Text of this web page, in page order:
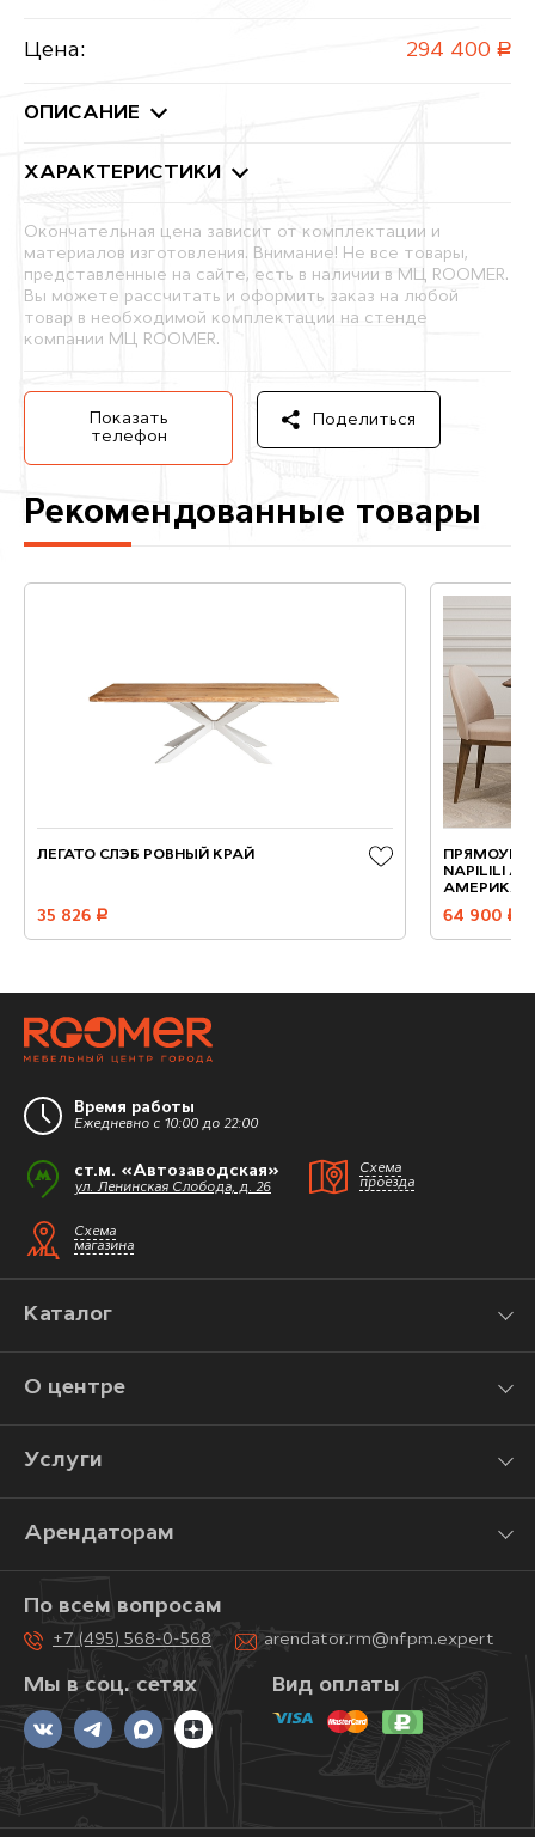
Цена: 294 400 руб.
ОПИСАНИЕ
ХАРАКТЕРИСТИКИ
Окончательная цена зависит от комплектации и
материалов изготовления. Внимание! Не все товары,
представленные на сайте, есть в наличии в МЦ ROOMER.
Вы можете рассчитать и оформить заказ на любой
товар в необходимой комплектации на стенде
компании МЦ ROOMER.
Показать
телефон
Поделиться
Рекомендованные товары
ЛЕГАТО СЛЭБ РОВНЫЙ КРАЙ
35 826 руб.
NAPILILI
64 900 руб.
Время работы
Ежедневно с 10:00 до 22:00
ст.м. «Автозаводская»
ул. Ленинская Слобода, д. 26
Схема
проезда
Схема
магазина
Каталог
О центре
Услуги
Арендаторам
Мы в соц. сетях
По всем вопросам
+7 (495) 568-0-568 arendator.rm@nfpm.expert
Вид оплаты